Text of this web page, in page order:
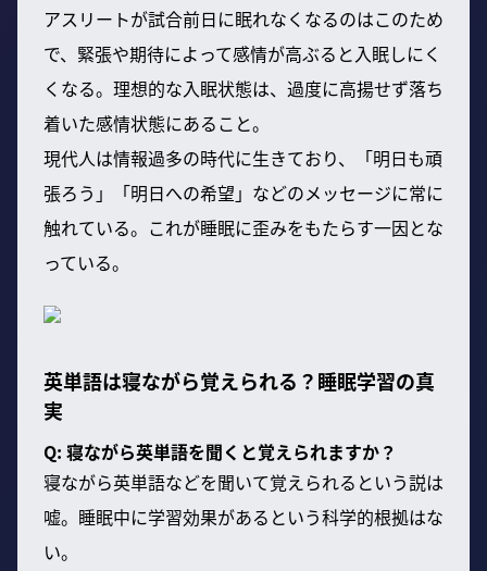
アスリートが試合前日に眠れなくなるのはこのため
で、緊張や期待によって感情が高ぶると入眠しにく
くなる。理想的な入眠状態は、過度に高揚せず落ち
着いた感情状態にあること。
現代人は情報過多の時代に生きており、「明日も頑
張ろう」「明日への希望」などのメッセージに常に
触れている。これが睡眠に歪みをもたらす一因とな
っている。
英単語は寝ながら覚えられる？睡眠学習の真
実
Q: 寝ながら英単語を聞くと覚えられますか？
寝ながら英単語などを聞いて覚えられるという説は
嘘。睡眠中に学習効果があるという科学的根拠はな
い。